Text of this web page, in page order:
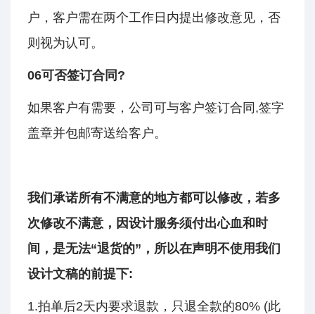
户，客户需在两个工作日内提出修改意见，否
则视为认可。
06可否签订合同?
如果客户有需要，公司可与客户签订合同,签字
盖章并包邮寄送给客户。
我们承诺所有不满意的地方都可以修改，若多
次修改不满意，因设计服务须付出心血和时
间，是无法“退货的”，所以在声明不使用我们
设计文稿的前提下:
1.拍单后2天内要求退款，只退全款的80% (此